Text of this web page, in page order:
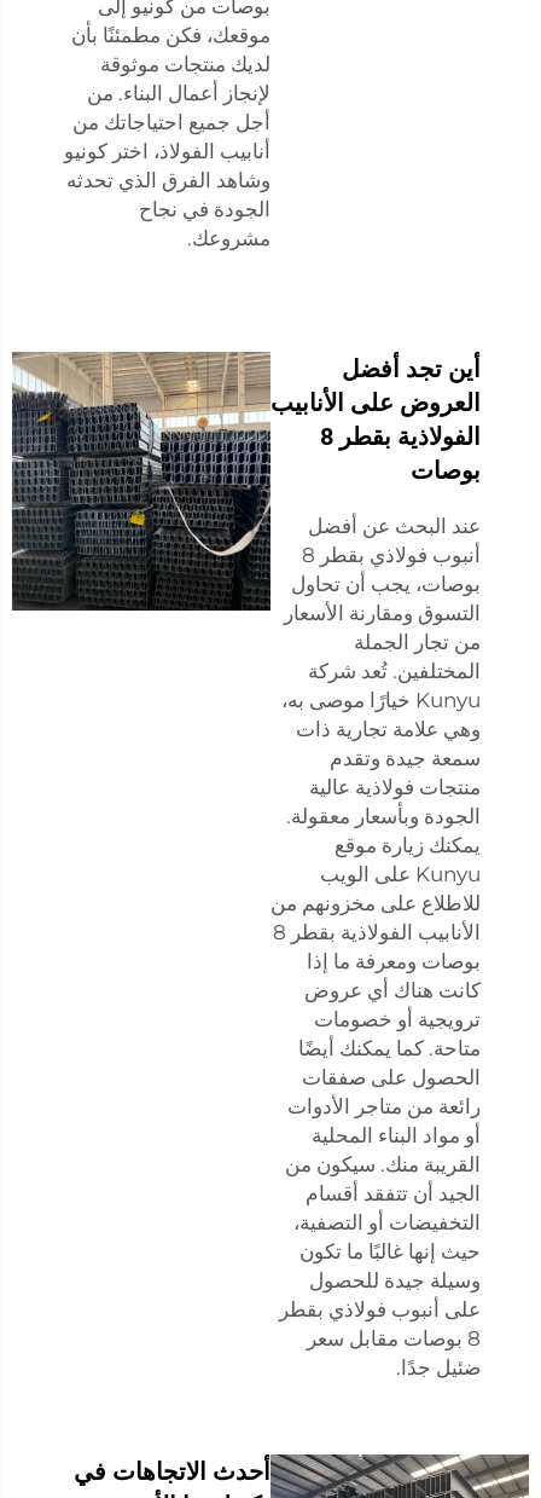
بوصات من كونيو إلى
موقعك، فكن مطمئنًا بأن
لديك منتجات موثوقة
لإنجاز أعمال البناء. من
أجل جميع احتياجاتك من
أنابيب الفولاذ، اختر كونيو
وشاهد الفرق الذي تحدثه
الجودة في نجاح
مشروعك.
أين تجد أفضل
العروض على الأنابيب
الفولاذية بقطر 8
بوصات
عند البحث عن أفضل
أنبوب فولاذي بقطر 8
بوصات، يجب أن تحاول
التسوق ومقارنة الأسعار
من تجار الجملة
المختلفين. تُعد شركة
Kunyu خيارًا موصى به،
وهي علامة تجارية ذات
سمعة جيدة وتقدم
منتجات فولاذية عالية
الجودة وبأسعار معقولة.
يمكنك زيارة موقع
Kunyu على الويب
للاطلاع على مخزونهم من
الأنابيب الفولاذية بقطر 8
بوصات ومعرفة ما إذا
كانت هناك أي عروض
ترويجية أو خصومات
متاحة. كما يمكنك أيضًا
الحصول على صفقات
رائعة من متاجر الأدوات
أو مواد البناء المحلية
القريبة منك. سيكون من
الجيد أن تتفقد أقسام
التخفيضات أو التصفية،
حيث إنها غالبًا ما تكون
وسيلة جيدة للحصول
على أنبوب فولاذي بقطر
8 بوصات مقابل سعر
ضئيل جدًا.
أحدث الاتجاهات في